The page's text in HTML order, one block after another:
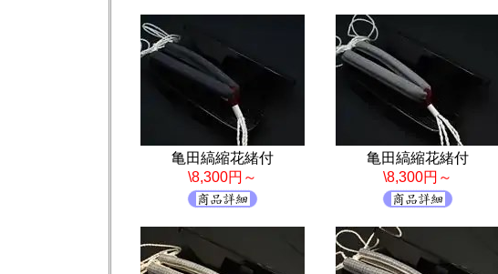
亀田縞縮花緒付
\8,300円～
亀田縞縮花緒付
\8,300円～